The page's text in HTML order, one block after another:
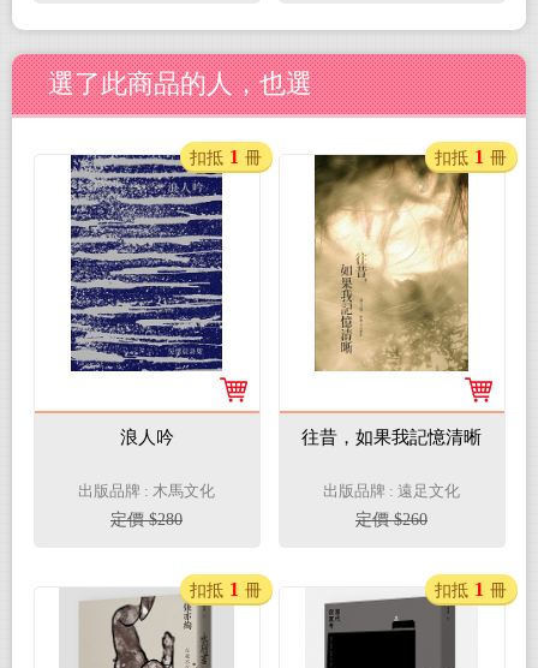
選了此商品的人，也選
浪人吟
出版品牌 : 木馬文化
定價 $280
扣抵 1 冊
往昔，如果我記憶清晰
出版品牌 : 遠足文化
定價 $260
扣抵 1 冊
扣抵 1 冊 扣抵 1 冊